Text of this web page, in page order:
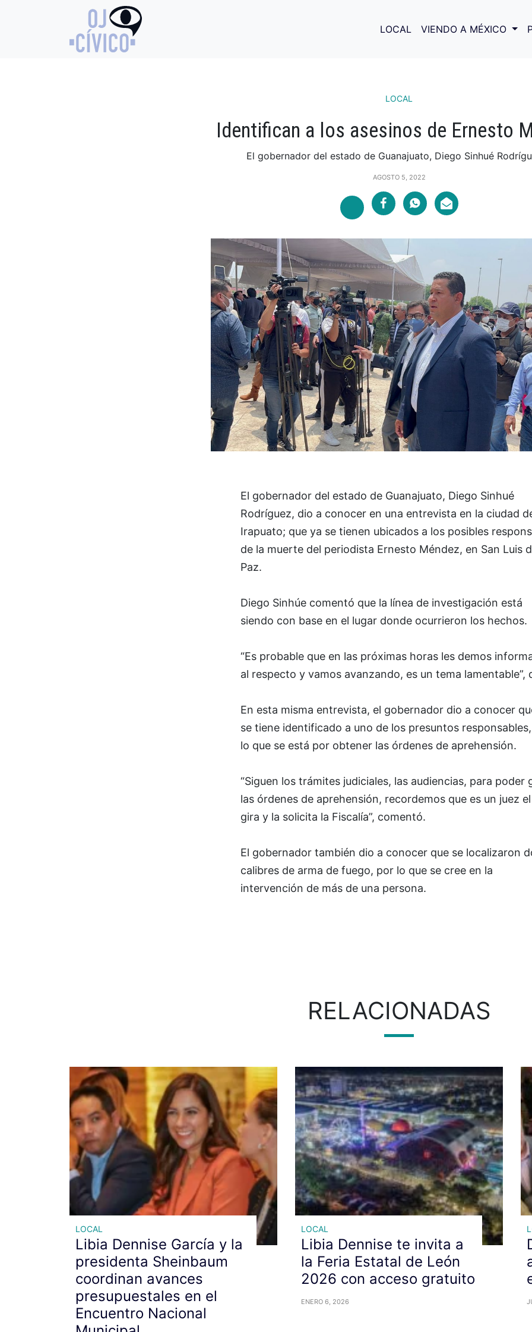
LOCAL VIENDO A MÉXICO
LOCAL
Identifican a los asesinos de Ernesto
El gobernador del estado de Guanajuato, Diego Sinhué
AGOSTO 5, 2022
El gobernador del estado de Guanajuato, Diego Sinhué
Rodríguez, dio a conocer en una entrevista en la ciudad
Irapuato; que ya se tienen ubicados a los posibles
de la muerte del periodista Ernesto Méndez, en San Luis
Paz.
Diego Sinhúe comentó que la línea de investigación está
siendo con base en el lugar donde ocurrieron los hechos.
“Es probable que en las próximas horas les demos
al respecto y vamos avanzando, es un tema lamentable”,
En esta misma entrevista, el gobernador dio a conocer
se tiene identificado a uno de los presuntos
lo que se está por obtener las órdenes de aprehensión.
“Siguen los trámites judiciales, las audiencias, para poder
las órdenes de aprehensión, recordemos que es un juez
gira y la solicita la Fiscalía”, comentó.
El gobernador también dio a conocer que se localizaron
calibres de arma de fuego, por lo que se cree en la
intervención de más de una persona.
RELACIONADAS
LOCAL
Libia Dennise García y la
presidenta Sheinbaum
coordinan avances
presupuestales en el
Encuentro Nacional
LOCAL
Libia Dennise te invita a
la Feria Estatal de León
2026 con acceso gratuito
ENERO 6, 2026